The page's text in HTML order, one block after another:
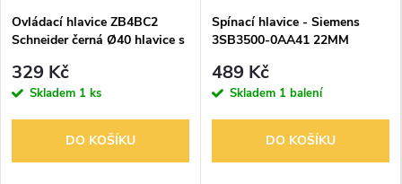
Ovládací hlavice ZB4BC2
Schneider černá Ø40 hlavice s
návratem
329 Kč
Skladem 1 ks
DO KOŠÍKU
Spínací hlavice - Siemens
3SB3500-0AA41 22MM
TLAČÍTKO s plochým
tlačítkem s držákem zelená
489 Kč
Skladem 1 balení
DO KOŠÍKU